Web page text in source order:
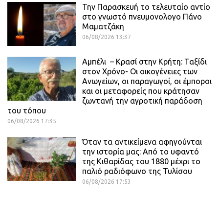
Την Παρασκευή το τελευταίο αντίο
στο γνωστό πνευμονολογο Πάνο
Μαματζάκη
06/08/2026 13:37
Αμπέλι – Κρασί στην Κρήτη: Ταξίδι
στον Χρόνο- Οι οικογένειες των
Ανωγείων, οι παραγωγοί, οι έμποροι
και οι μεταφορείς που κράτησαν
ζωντανή την αγροτική παράδοση
του τόπου
06/08/2026 17:35
Όταν τα αντικείμενα αφηγούνται
την ιστορία μας: Από το υφαντό
της Κιθαρίδας του 1880 μέχρι το
παλιό ραδιόφωνο της Τυλίσου
06/08/2026 17:53